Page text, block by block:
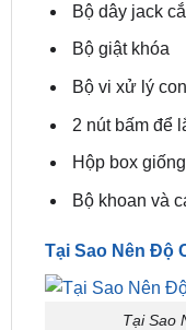
Bộ dây jack
Bộ giật khóa
Bộ vi xử lý
2 nút bấm để
Hộp box
Bộ khoan và
Tại Sao Nên Độ
Tại Sao